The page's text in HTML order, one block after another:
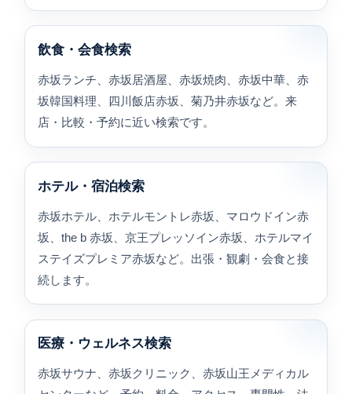
飲食・会食検索
赤坂ランチ、赤坂居酒屋、赤坂焼肉、赤坂中華、赤
坂韓国料理、四川飯店赤坂、菊乃井赤坂など。来
店・比較・予約に近い検索です。
ホテル・宿泊検索
赤坂ホテル、ホテルモントレ赤坂、マロウドイン赤
坂、the b 赤坂、京王プレッソイン赤坂、ホテルマイ
ステイズプレミア赤坂など。出張・観劇・会食と接
続します。
医療・ウェルネス検索
赤坂サウナ、赤坂クリニック、赤坂山王メディカル